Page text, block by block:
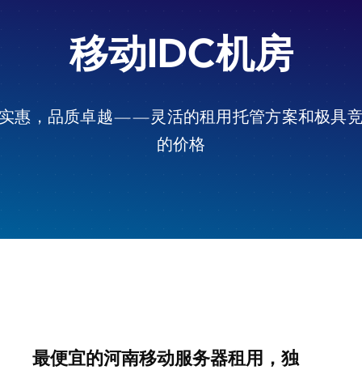
移动IDC机房
惠，品质卓越——灵活的租用托管方案和极具
的价格
最便宜的河南移动服务器租用，独